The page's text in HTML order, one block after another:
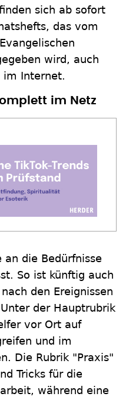
sich ab sofort
das vom
wird, auch
im Internet.
im Netz
an die Bedürfnisse
So ist künftig auch
den Ereignissen
der Hauptrubrik
vor Ort auf
und im
Die Rubrik "Praxis"
Tricks für die
während eine